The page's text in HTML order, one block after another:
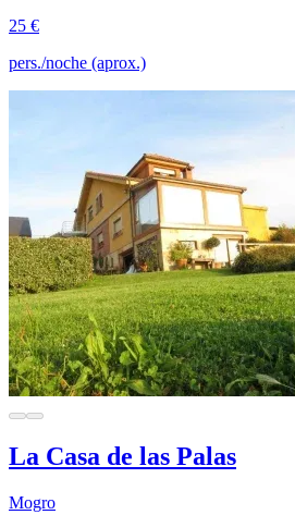
25 €
pers./noche (aprox.)
La Casa de las Palas
Mogro